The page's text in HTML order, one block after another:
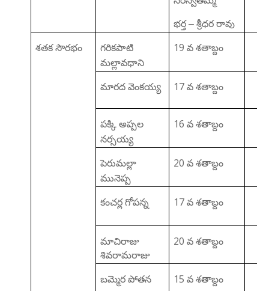
భర్త – శ్రీధర రావు
శతక సౌరభం
గరికపాటి
మల్లావధాని
19వ శతాబ్దం
మారద వెంకయ్య 17వ శతాబ్దం
పక్కి అప్పల
నర్సయ్య
16వ శతాబ్దం
పెరుమల్లా
మునెప్ప
20వ శతాబ్దం
కంచర్ల గోపన్న 17వ శతాబ్దం
మాచిరాజు
శివరామరాజు
20వ శతాబ్దం
బమ్మెర పోతన 15వ శతాబ్దం